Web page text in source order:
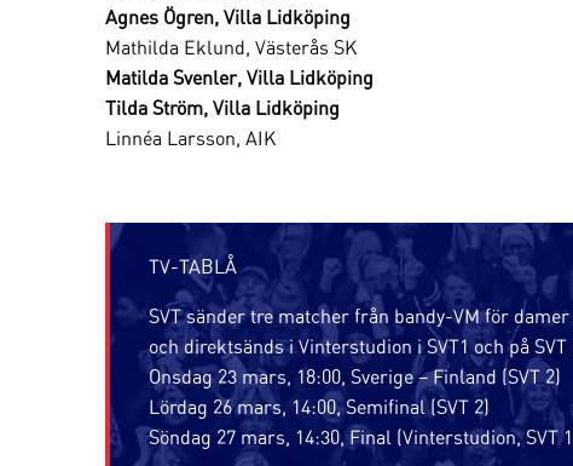
Agnes Ögren, Villa Lidköping
Mathilda Eklund, Västerås SK
Matilda Svenler, Villa Lidköping
Tilda Ström, Villa Lidköping
Linnéa Larsson, AIK
TV-TABLÅ
SVT sänder tre matcher från bandy-VM för
och direktsänds i Vinterstudion i SVT1 och på SVT
Onsdag 23 mars, 18:00, Sverige – Finland (SVT 2)
Lördag 26 mars, 14:00, Semifinal (SVT 2)
Söndag 27 mars, 14:30, Final (Vinterstudion, SVT